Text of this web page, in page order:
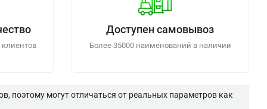
Доступен самовывоз
Более 35000 наименований в наличии
поэтому могут отличаться от реальных параметров как